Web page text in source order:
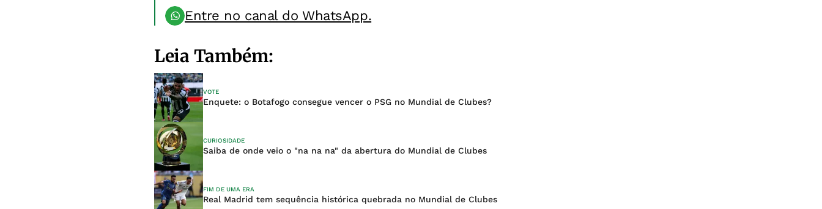
Entre no canal do WhatsApp.
Leia Também:
VOTE
Enquete: o Botafogo consegue vencer o PSG no Mundial de Clubes?
CURIOSIDADE
Saiba de onde veio o "na na na" da abertura do Mundial de Clubes
FIM DE UMA ERA
Real Madrid tem sequência histórica quebrada no Mundial de Clubes